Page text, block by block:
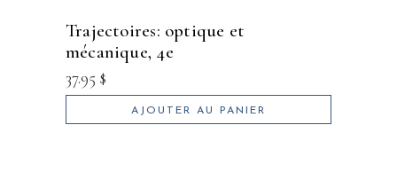
trajectoires: optique et
mécanique, 4e
37.95 $
AJOUTER AU PANIER